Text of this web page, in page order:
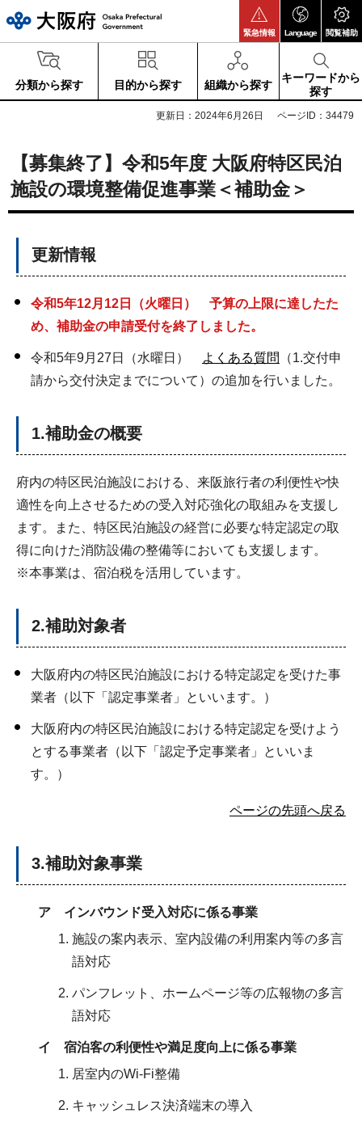
緊急情報 Language 閲覧補助
分類から探す 目的から探す 組織から探す
キーワードから
探す
更新日：2024年6月26日 ページID：34479
【募集終了】令和5年度 大阪府特区民泊
施設の環境整備促進事業＜補助金＞
更新情報
令和5年12月12日（火曜日） 予算の上限に達したた
め、補助金の申請受付を終了しました。
令和5年9月27日（水曜日） よくある質問
（1.交付申
請から交付決定までについて）の追加を行いました。
1.補助金の概要
府内の特区民泊施設における、来阪旅行者の利便性や快
適性を向上させるための受入対応強化の取組みを支援し
ます。また、特区民泊施設の経営に必要な特定認定の取
得に向けた消防設備の整備等においても支援します。
※本事業は、宿泊税を活用しています。
2.補助対象者
大阪府内の特区民泊施設における特定認定を受けた事
業者（以下「認定事業者」といいます。）
大阪府内の特区民泊施設における特定認定を受けよう
とする事業者（以下「認定予定事業者」といいま
す。）
ページの先頭へ戻る
3.補助対象事業
ア インバウンド受入対応に係る事業
施設の案内表示、室内設備の利用案内等の多言
語対応
パンフレット、ホームページ等の広報物の多言
語対応
イ 宿泊客の利便性や満足度向上に係る事業
居室内のWi-Fi整備
キャッシュレス決済端末の導入